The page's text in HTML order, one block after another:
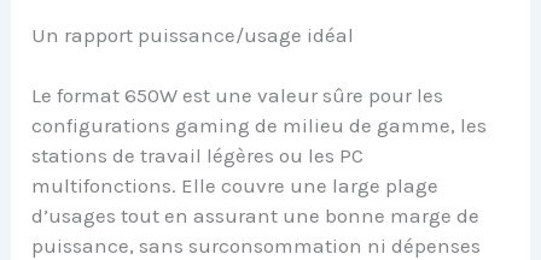
Un rapport puissance/usage idéal
Le format 650W est une valeur sûre pour les
configurations gaming de milieu de gamme, les
stations de travail légères ou les PC
multifonctions. Elle couvre une large plage
d’usages tout en assurant une bonne marge de
puissance, sans surconsommation ni dépenses